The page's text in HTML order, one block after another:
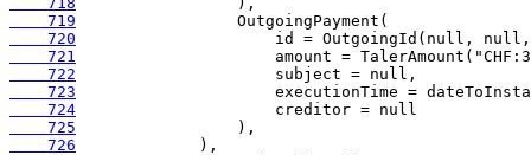
    719
    720
    721
    722
    723
    724
    725
    726